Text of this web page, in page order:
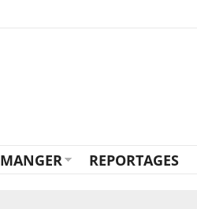
MANGER REPORTAGES